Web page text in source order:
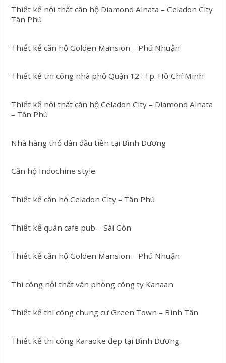
Thiết kế nội thất căn hộ Diamond Alnata – Celadon City
Tân Phú
Thiết kế căn hộ Golden Mansion – Phú Nhuận
Thiết kế thi công nhà phố Quận 12- Tp. Hồ Chí Minh
Thiết kế nội thất căn hộ Celadon City – Diamond Alnata
– Tân Phú
Nhà hàng thổ dân đầu tiên tại Bình Dương
Căn hộ Indochine style
Thiết kế căn hộ Celadon City – Tân Phú
Thiết kế quán cafe pub – Sài Gòn
Thiết kế căn hộ Golden Mansion – Phú Nhuận
Thi công nội thất văn phòng công ty Kanaan
Thiết kế thi công chung cư Green Town – Bình Tân
Thiết kế thi công Karaoke đẹp tại Bình Dương